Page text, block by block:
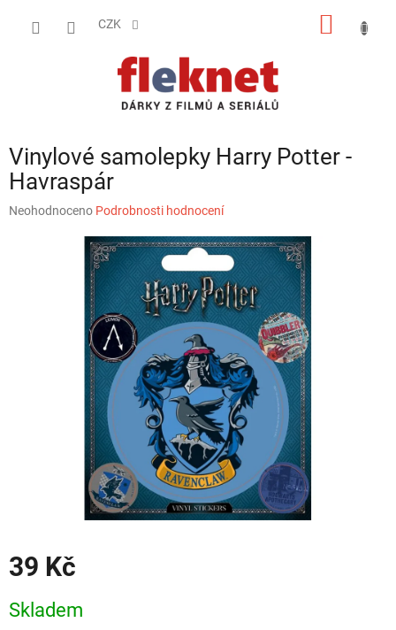
CZK
Vinylové samolepky Harry Potter -
Havraspár
Průměrné
Neohodnoceno Podrobnosti hodnocení
39 Kč
cena:
Skladem